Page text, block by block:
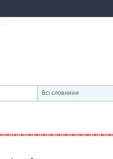
Всі словники